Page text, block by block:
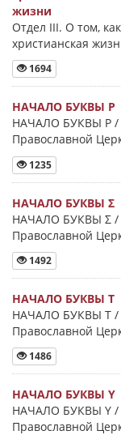
жизни
Отдел III. О том,
христианская
1694
НАЧАЛО БУКВЫ Ρ
НАЧАЛО БУКВЫ Ρ /
Православной
1235
НАЧАЛО БУКВЫ Σ
НАЧАЛО БУКВЫ Σ /
Православной
1492
НАЧАЛО БУКВЫ Τ
НАЧАЛО БУКВЫ Τ /
Православной
1486
НАЧАЛО БУКВЫ Y
НАЧАЛО БУКВЫ Y /
Православной